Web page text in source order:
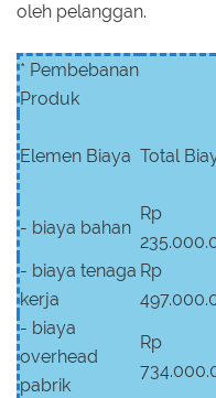
oleh pelanggan.
* Pembebanan
Produk
Elemen Biaya Total
- biaya bahan
Rp
- biaya tenaga
kerja
Rp
- biaya
overhead
pabrik
Rp